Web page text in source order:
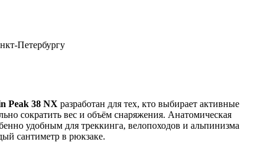
Петербургу
Peak 38 NX разработан для тех, кто выбирает активные
сократить вес и объём снаряжения. Анатомическая
удобным для треккинга, велопоходов и альпинизма
сантиметр в рюкзаке.